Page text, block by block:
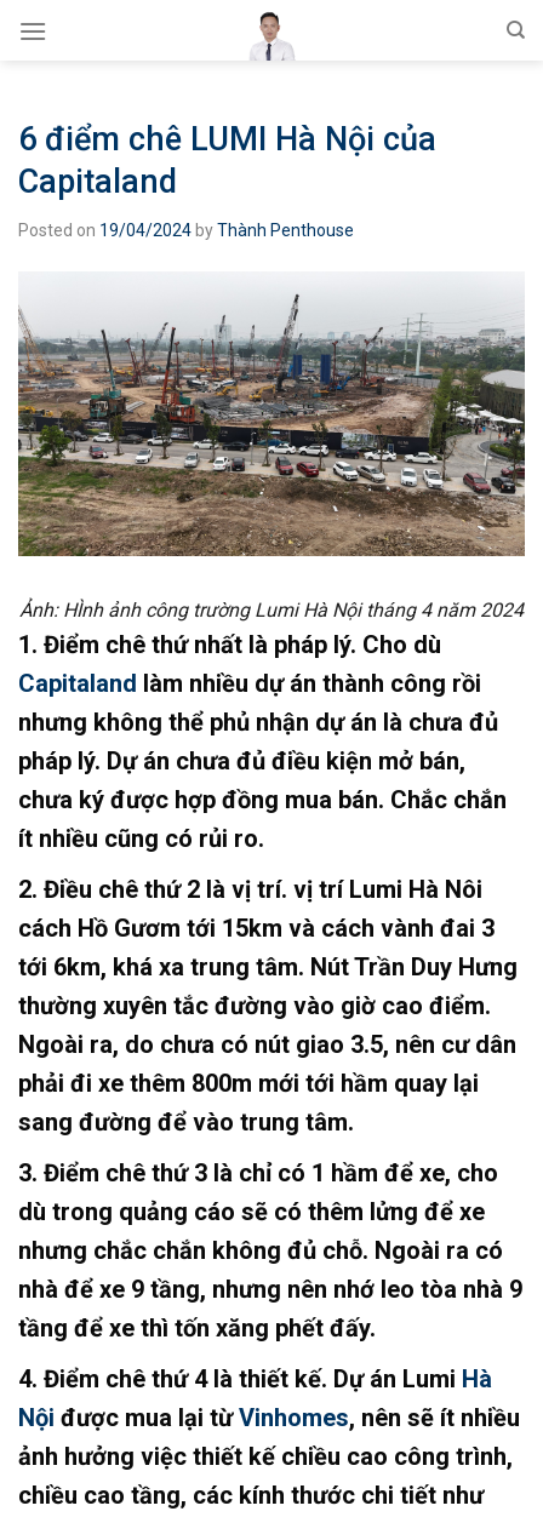
6 điểm chê LUMI Hà Nội của
Capitaland
Posted on 19/04/2024byThành Penthouse
Ảnh: HÌnh ảnh công trường Lumi Hà Nội tháng 4 năm 2024
1. Điểm chê thứ nhất là pháp lý. Cho dù
Capitaland làm nhiều dự án thành công rồi
nhưng không thể phủ nhận dự án là chưa đủ
pháp lý. Dự án chưa đủ điều kiện mở bán,
chưa ký được hợp đồng mua bán. Chắc chắn
ít nhiều cũng có rủi ro.
2. Điều chê thứ 2 là vị trí. vị trí Lumi Hà Nôi
cách Hồ Gươm tới 15km và cách vành đai 3
tới 6km, khá xa trung tâm. Nút Trần Duy Hưng
thường xuyên tắc đường vào giờ cao điểm.
Ngoài ra, do chưa có nút giao 3.5, nên cư dân
phải đi xe thêm 800m mới tới hầm quay lại
sang đường để vào trung tâm.
3. Điểm chê thứ 3 là chỉ có 1 hầm để xe, cho
dù trong quảng cáo sẽ có thêm lửng để xe
nhưng chắc chắn không đủ chỗ. Ngoài ra có
nhà để xe 9 tầng, nhưng nên nhớ leo tòa nhà 9
tầng để xe thì tốn xăng phết đấy.
4. Điểm chê thứ 4 là thiết kế. Dự án Lumi Hà
Nội được mua lại từVinhomes, nên sẽ ít nhiều
ảnh hưởng việc thiết kế chiều cao công trình,
chiều cao tầng, các kính thước chi tiết như